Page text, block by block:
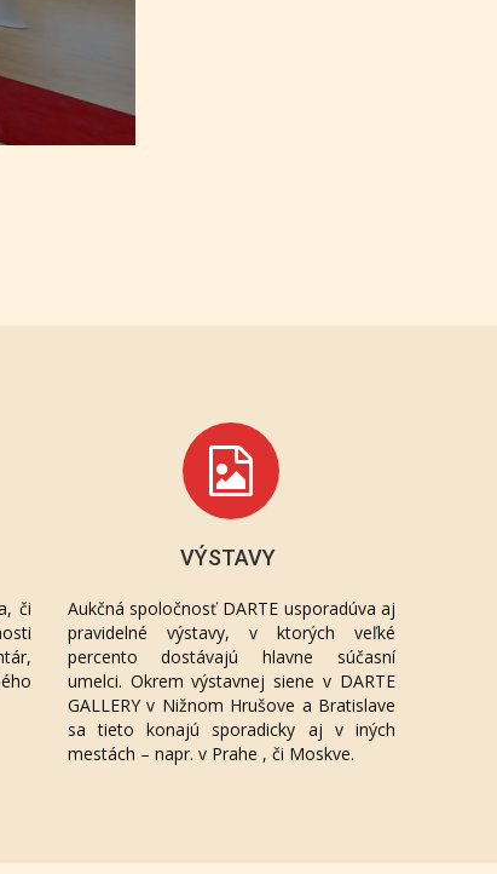
či
VÝSTAVY
Aukčná spoločnosť DARTE usporadúva aj
pravidelné výstavy, v ktorých veľké
percento dostávajú hlavne súčasní
umelci. Okrem výstavnej siene v DARTE
GALLERY v Nižnom Hrušove a Bratislave
sa tieto konajú sporadicky aj v iných
mestách – napr. v Prahe , či Moskve.